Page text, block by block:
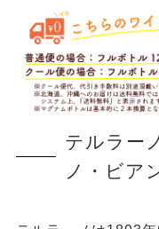
テルラー
ノ・ビア